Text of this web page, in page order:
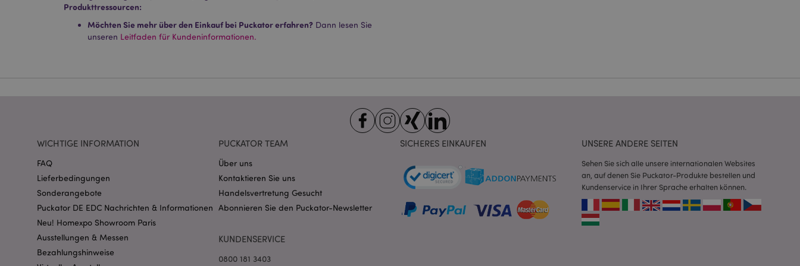
Produkttressourcen:
Möchten Sie mehr über den Einkauf bei Puckator erfahren? Dann lesen Sie
unseren Leitfaden für Kundeninformationen.
WICHTIGE INFORMATION
FAQ
Lieferbedingungen
Sonderangebote
Puckator DE EDC Nachrichten & Informationen
Neu! Homexpo Showroom Paris
Ausstellungen & Messen
Bezahlungshinweise
PUCKATOR TEAM
Über uns
Kontaktieren Sie uns
Handelsvertretung Gesucht
Abonnieren Sie den Puckator-Newsletter
KUNDENSERVICE
0800 181 3403
SICHERES EINKAUFEN UNSERE ANDERE SEITEN
Sehen Sie sich alle unsere internationalen Websites
an, auf denen Sie Puckator-Produkte bestellen und
Kundenservice in Ihrer Sprache erhalten können.
PHPSESSID
PHP.net
Adobe Inc.
www.puckator.de
1 Tag 16
Stunden
Verfolgt Fehlermeldungen und andere
Benachrichtigungen, die dem Benutzer angezeigt
werden, z. B. die Cookie-Zustimmungsnachricht
und verschiedene Fehlermeldungen. Die Nachricht
wird aus dem Cookie gelöscht, nachdem sie dem
mage-cache-sessid
1 Tag
Der Wert dieses Cookies löst die Bereinigung des
lokalen Cache-Speichers aus. Wenn das Cookie von
der Backend-Anwendung entfernt wird, bereinigt
der Administrator den lokalen Speicher und setzt
den Cookie-Wert auf true.
Das X-Magento-Vary-Cookie wird vom Magento 2-